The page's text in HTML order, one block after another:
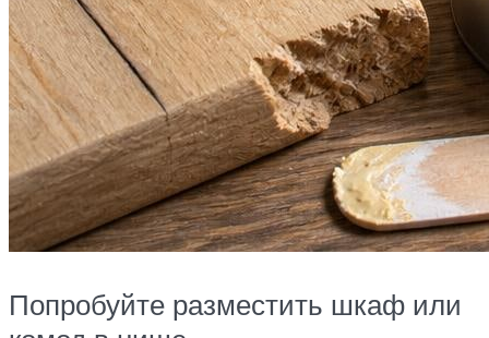
Попробуйте разместить шкаф или